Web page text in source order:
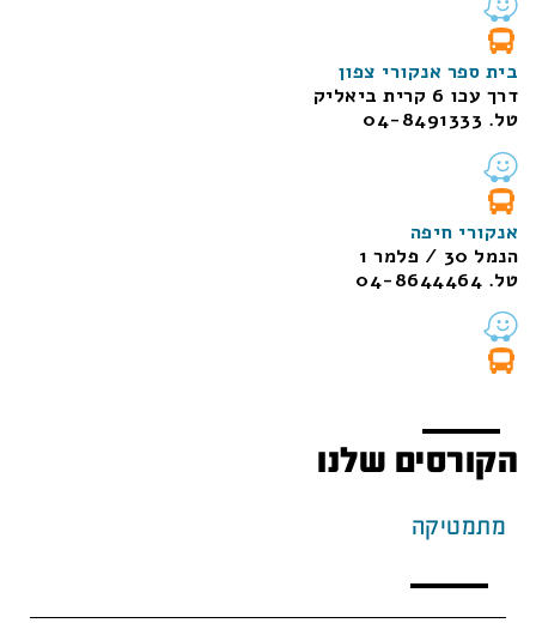
בית ספר אנקורי צפון
דרך עכו 6 קרית ביאליק
טל. 04-8491333
אנקורי חיפה
הנמל 30 / פלמר 1
טל. 04-8644464
הקורסים שלנו
מתמטיקה